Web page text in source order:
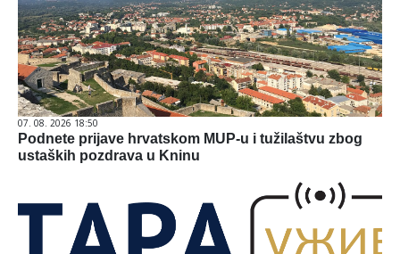
07. 08. 2026 18:50
Podnete prijave hrvatskom MUP-u i tužilaštvu zbog
ustaških pozdrava u Kninu